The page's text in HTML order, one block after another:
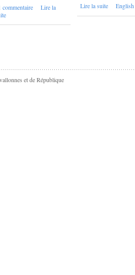
commentaire
Lire la
Lire la suite
English
et de République